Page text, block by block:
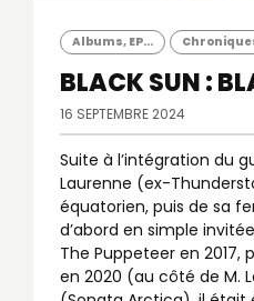
Albums, EP...
BLACK SUN :
16 SEPTEMBRE 2024
Suite à l’intégration du
Laurenne (ex-
équatorien, puis de sa
d’abord en simple
The Puppeteer en 2017,
en 2020 (au côté de M.